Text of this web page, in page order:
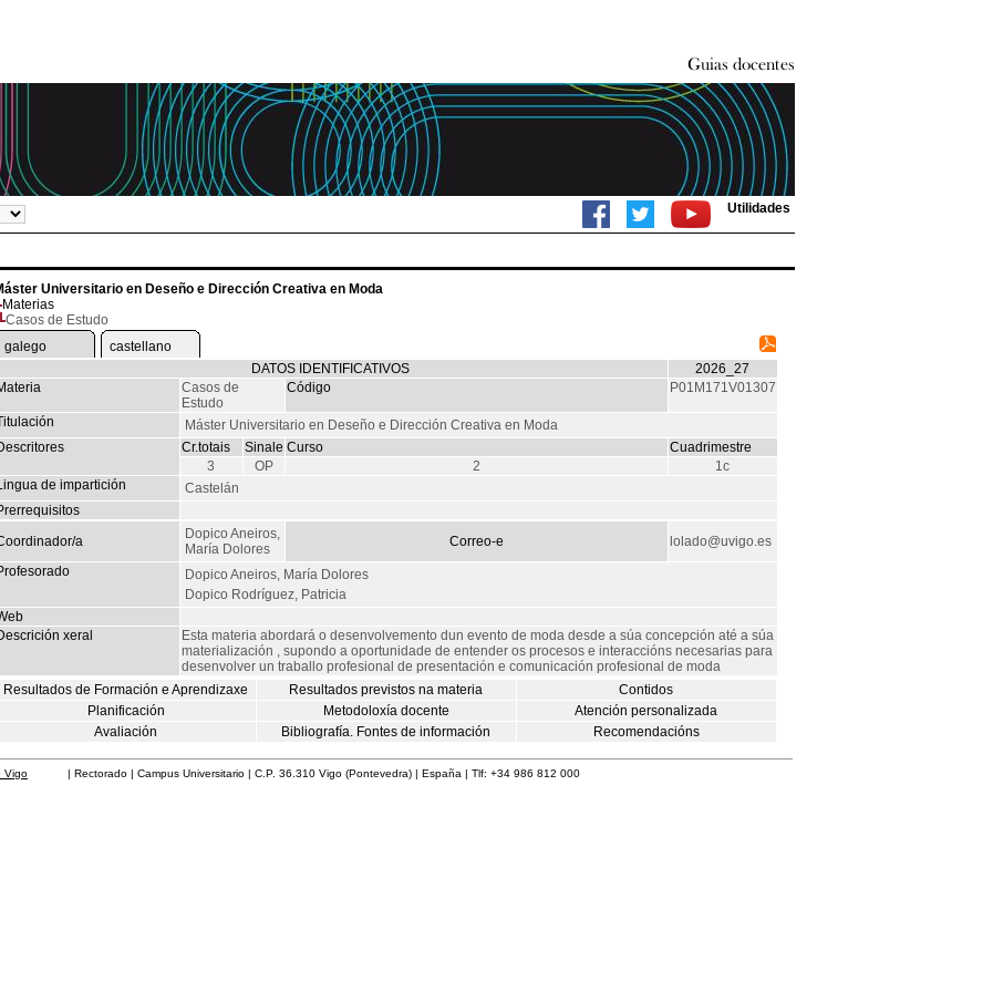
Utilidades
Universitario en Deseño e Dirección Creativa en Moda
Materias
Casos de Estudo
galego
castellano
DATOS IDENTIFICATIVOS
2026_27
Casos de
Estudo
Código P01M171V01307
Máster Universitario en Deseño e Dirección Creativa en Moda
Cr.totais Sinale Curso
Cuadrimestre
3
OP 2
1c
de impartición
Castelán
a
Dopico Aneiros,
María Dolores
Correo-e
lolado@uvigo.es
Dopico Aneiros, María Dolores
Dopico Rodríguez, Patricia
xeral
Esta materia abordará o desenvolvemento dun evento de moda desde a súa concepción até a súa
materialización , supondo a oportunidade de entender os procesos e interaccións necesarias para
desenvolver un traballo profesional de presentación e comunicación profesional de moda
Resultados de Formación e Aprendizaxe
Resultados previstos na materia
Contidos
Planificación
Metodoloxía docente
Atención personalizada
Avaliación
Bibliografía. Fontes de información Recomendacións
Vigo | Rectorado | Campus Universitario | C.P. 36.310 Vigo (Pontevedra) | España | Tlf: +34 986 812 000